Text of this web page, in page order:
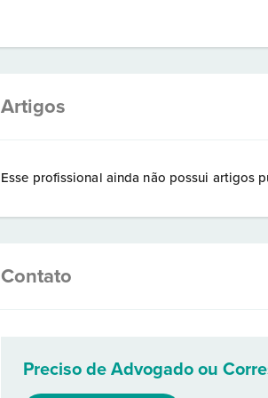
Artigos
Esse profissional ainda não possui artigos
Contato
Preciso de Advogado ou